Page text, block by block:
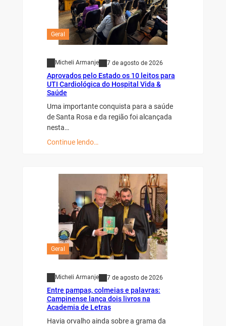
Geral
Micheli Armanje 7 de agosto de 2026
Aprovados pelo Estado os 10 leitos para
UTI Cardiológica do Hospital Vida &
Saúde
Uma importante conquista para a saúde
de Santa Rosa e da região foi alcançada
nesta…
Continue lendo…
Geral
Micheli Armanje 7 de agosto de 2026
Entre pampas, colmeias e palavras:
Campinense lança dois livros na
Academia de Letras
Havia orvalho ainda sobre a grama da